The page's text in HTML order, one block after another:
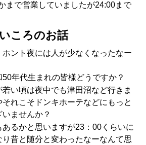
まで営業していましたが24:00まで
ころのお話
ント夜には人が少なくなったなー
年代生まれの皆様どうですか？
い頃は夜中でも津田沼など行きま
れこそドンキホーテなどにもっと
ませんか？
るかと思いますが23：00くらいに
昔と随分と変わったなーなんて思